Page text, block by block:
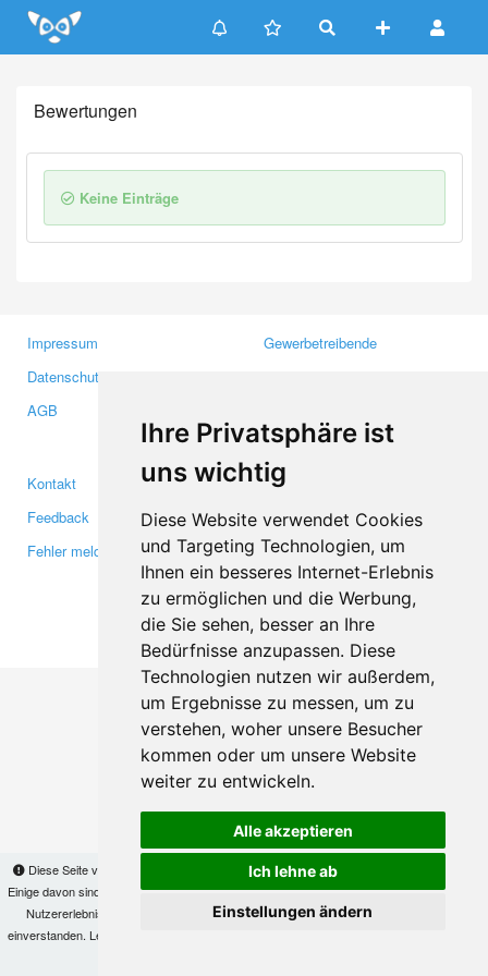
Ihre Privatsphäre ist
uns wichtig
Diese Website verwendet Cookies
und Targeting Technologien, um
Ihnen ein besseres Internet-Erlebnis
zu ermöglichen und die Werbung,
die Sie sehen, besser an Ihre
Bedürfnisse anzupassen. Diese
Technologien nutzen wir außerdem,
um Ergebnisse zu messen, um zu
verstehen, woher unsere Besucher
kommen oder um unsere Website
weiter zu entwickeln.
Alle akzeptieren
Ich lehne ab
Einstellungen ändern
Update cookies preferences
Diese Seite verwendet Cookies, um Informationen auf Ihrem Computer zu speichern.
Einige davon sind notwendig, damit unsere Seite funktioniert, andere helfen uns dabei, das
Nutzererlebnis zu verbessern. Mit der Nutzung dieser Seite erklären Sie sich damit
einverstanden. Lesen Sie unsere
Bewertungen
Keine Einträge
Impressum
Datenschutzerklärung
AGB
Gewerbetreibende
Medien
Kontakt
Feedback
Fehler melden
Facebook
Twitter
YouTube
Google+
Makis© Copyright 2026